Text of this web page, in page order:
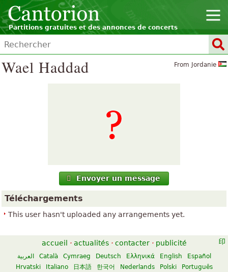
Partitions gratuites et des annonces de concerts
From Jordanie
Wael Haddad
Envoyer un message
Téléchargements
This user hasn't uploaded any arrangements yet.
accueil · actualités · contacter · publicité
العربية Català Cymraeg Deutsch Ελληνικά English
Español
Hrvatski
Italiano 日本語 한국어 Nederlands Polski
Português